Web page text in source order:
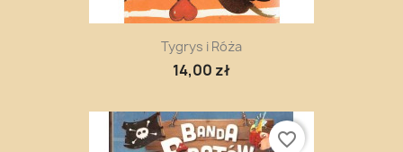
Tygrys i Róża
14,00 zł
favorite_border